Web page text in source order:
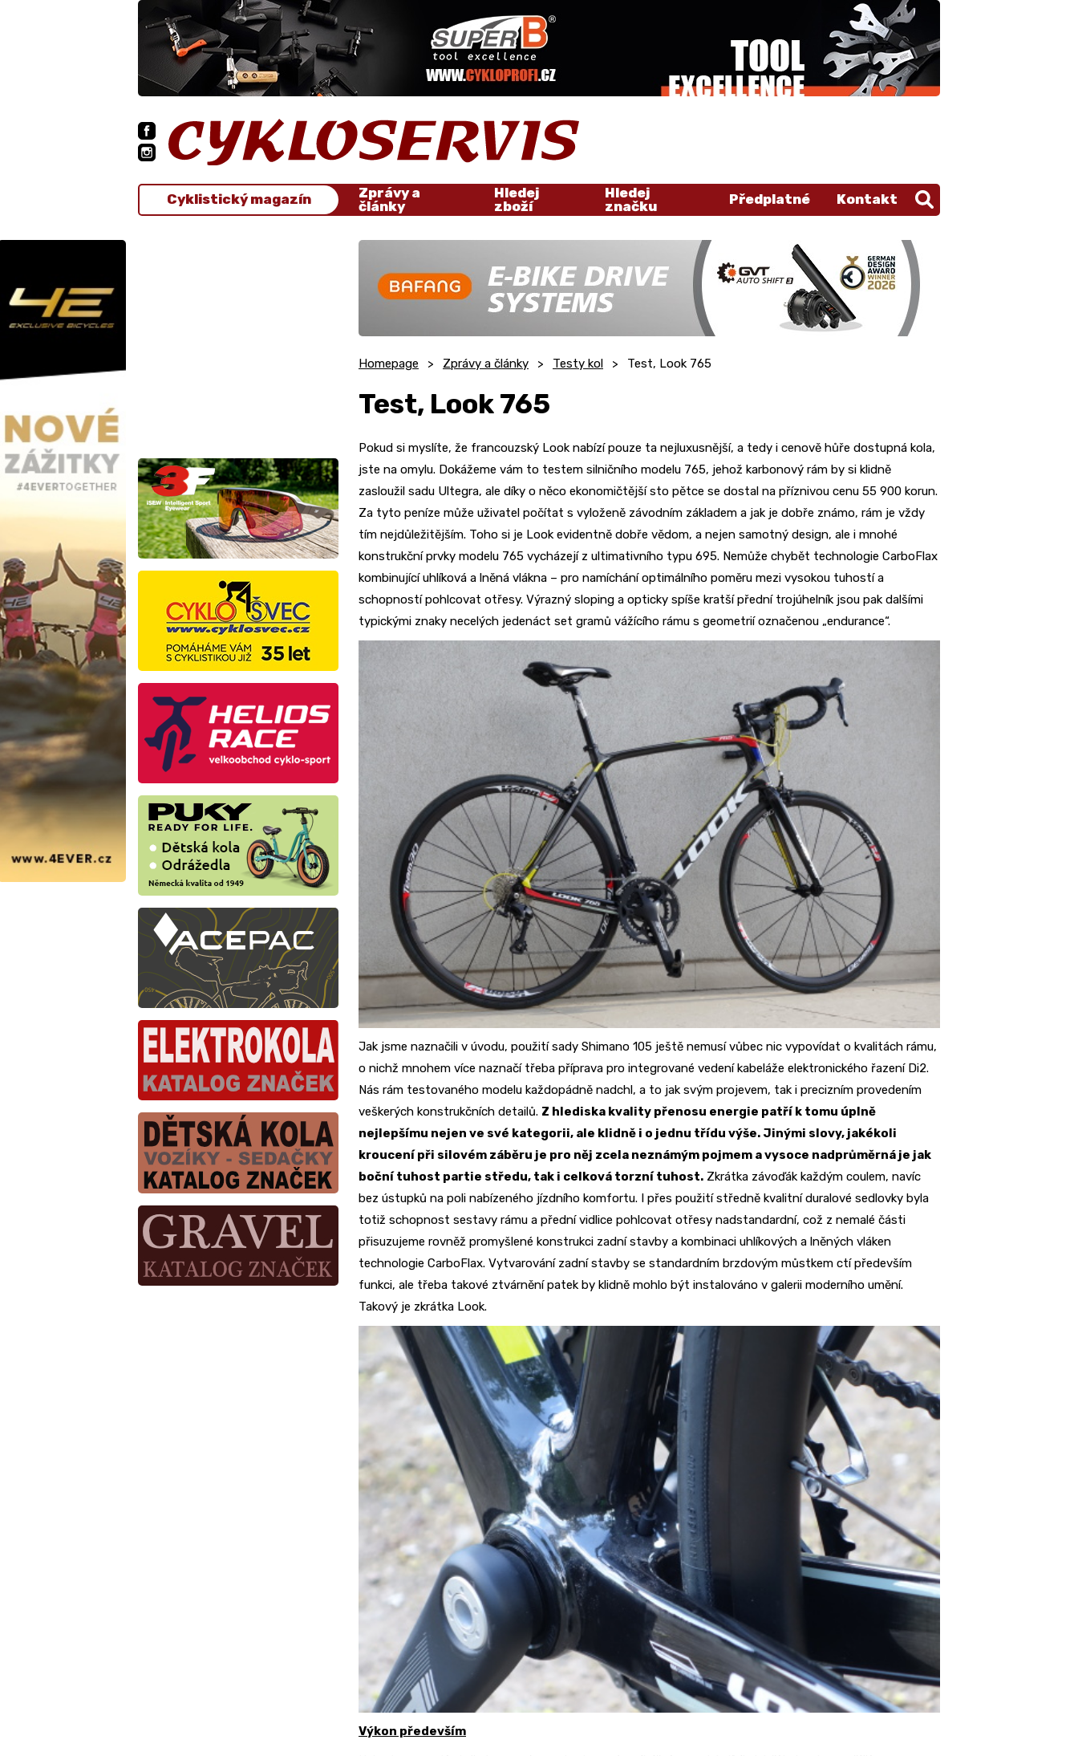
Cyklistický magazín
Zprávy a
články
Hledej
zboží
Hledej
značku
Předplatné Kontakt
Homepage Zprávy a články Testy kol Test, Look 765
Test, Look 765
Pokud si myslíte, že francouzský Look nabízí pouze ta nejluxusnější, a tedy i cenově hůře dostupná kola,
jste na omylu. Dokážeme vám to testem silničního modelu 765, jehož karbonový rám by si klidně
zasloužil sadu Ultegra, ale díky o něco ekonomičtější sto pětce se dostal na příznivou cenu 55 900 korun.
Za tyto peníze může uživatel počítat s vyloženě závodním základem a jak je dobře známo, rám je vždy
tím nejdůležitějším. Toho si je Look evidentně dobře vědom, a nejen samotný design, ale i mnohé
konstrukční prvky modelu 765 vycházejí z ultimativního typu 695. Nemůže chybět technologie CarboFlax
kombinující uhlíková a lněná vlákna – pro namíchání optimálního poměru mezi vysokou tuhostí a
schopností pohlcovat otřesy. Výrazný sloping a opticky spíše kratší přední trojúhelník jsou pak dalšími
typickými znaky necelých jedenáct set gramů vážícího rámu s geometrií označenou „endurance“.
Jak jsme naznačili v úvodu, použití sady Shimano 105 ještě nemusí vůbec nic vypovídat o kvalitách rámu,
o nichž mnohem více naznačí třeba příprava pro integrované vedení kabeláže elektronického řazení Di2.
Nás rám testovaného modelu každopádně nadchl, a to jak svým projevem, tak i precizním provedením
veškerých konstrukčních detailů. Z hlediska kvality přenosu energie patří k tomu úplně
nejlepšímu nejen ve své kategorii, ale klidně i o jednu třídu výše. Jinými slovy, jakékoli
kroucení při silovém záběru je pro něj zcela neznámým pojmem a vysoce nadprůměrná je jak
boční tuhost partie středu, tak i celková torzní tuhost. Zkrátka závoďák každým coulem, navíc
bez ústupků na poli nabízeného jízdního komfortu. I přes použití středně kvalitní duralové sedlovky byla
totiž schopnost sestavy rámu a přední vidlice pohlcovat otřesy nadstandardní, což z nemalé části
přisuzujeme rovněž promyšlené konstrukci zadní stavby a kombinaci uhlíkových a lněných vláken
technologie CarboFlax. Vytvarování zadní stavby se standardním brzdovým můstkem ctí především
funkci, ale třeba takové ztvárnění patek by klidně mohlo být instalováno v galerii moderního umění.
Takový je zkrátka Look.
Výkon především